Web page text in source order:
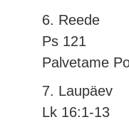
6. Reede
Ps 121
Palvetame
7. Laupäev
Lk 16:1-13